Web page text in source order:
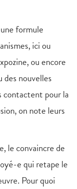
formule
ici ou
ou encore
nouvelles
contactent pour la
on note leurs
le convaincre de
e qui retape le
Pour quoi